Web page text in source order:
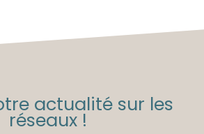
actualité sur les
réseaux !